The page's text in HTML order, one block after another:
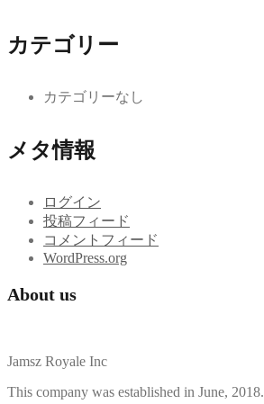
カテゴリー
カテゴリーなし
メタ情報
ログイン
投稿フィード
コメントフィード
WordPress.org
About us
Jamsz Royale Inc
This company was established in June, 2018.